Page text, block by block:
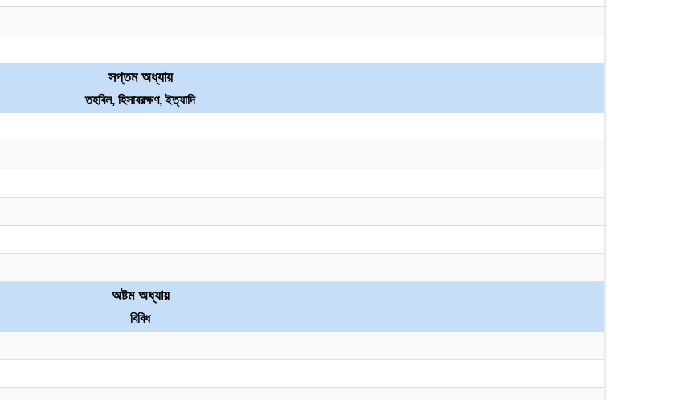
সপ্তম অধ্যায়
তহবিল, হিসাবরক্ষণ, ইত্যাদি
অষ্টম অধ্যায়
বিবিধ